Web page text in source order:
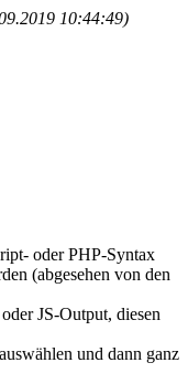
10:44:49)
oder PHP-Syntax
(abgesehen von den
JS-Output, diesen
und dann ganz